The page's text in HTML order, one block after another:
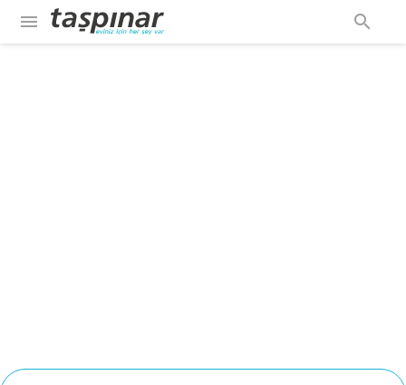
menu search